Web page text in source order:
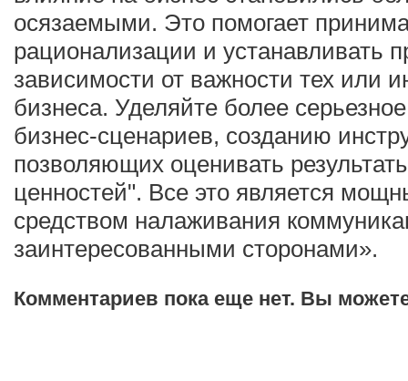
осязаемыми. Это помогает
рационализации и устанавливать
зависимости от важности тех или
бизнеса. Уделяйте более
бизнес-сценариев, созданию
позволяющих оценивать
ценностей". Все это является
средством налаживания
заинтересованными сторонами».
Комментариев пока еще нет. Вы